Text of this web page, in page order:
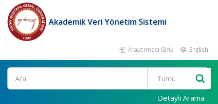
Akademik Veri Yönetim Sistemi
Araştırmacı Girişi English
Ara
Detaylı Arama